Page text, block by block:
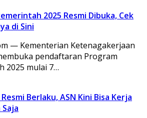
2025 Resmi Dibuka, Cek
di Sini
— Kementerian Ketenagakerjaan
pendaftaran Program
2025 mulai 7…
Berlaku, ASN Kini Bisa Kerja